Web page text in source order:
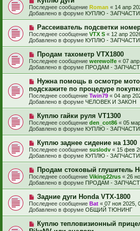
е
н
и
е
с
о
о
б
щ
е
н
и
е
о
в
о
е
с
о
о
б
щ
е
н
и
е
Последнее сообщение Roman « 14 апр
Добавлено в форуме КУПЛЮ -
Н
о
в
о
е
с
о
о
б
щ
е
н
и
е
Рассеиватель подсветки
Последнее сообщение VTX S « 12 апр
Добавлено в форуме КУПЛЮ -
Н
о
в
о
е
с
о
о
б
щ
е
н
и
е
Продам тахометр VTX1800
Последнее сообщение werewolfe « 07
Добавлено в форуме ПРОДАМ -
Н
в
о
е
с
о
б
щ
е
н
и
е
Нужна помощь в осмотре
подскажите по процедуре
Последнее сообщение Twin79 « 04 апр
Добавлено в форуме ЧЕЛОВЕК И ЗАКОН
Н
о
в
о
е
с
о
о
б
щ
е
н
и
е
Куплю гайки руля VT1300
Последнее сообщение den_cot86 « 05
Добавлено в форуме КУПЛЮ -
Н
о
в
о
е
с
о
о
б
щ
е
н
и
е
Куплю заднее сидение на 1300
Последнее сообщение suslodv « 15 фев
Добавлено в форуме КУПЛЮ -
Н
о
в
о
е
с
о
о
б
щ
е
Продам стоковый глушитель
Последнее сообщение Viking22rus « 26
Добавлено в форуме ПРОДАМ -
Н
о
в
о
е
с
Задние дуги Honda VTX-1800
Последнее сообщение Bat « 07 ноя 2025,
Добавлено в форуме ОБЩИЙ ТЮНИНГ
Н
о
Куплю тепловизионный